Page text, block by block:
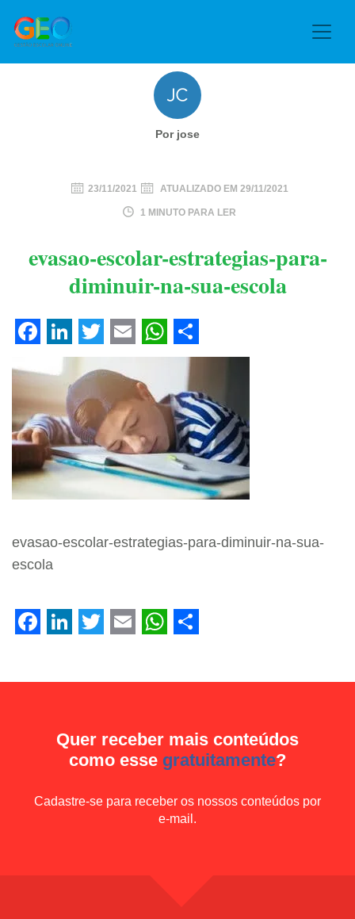
Por jose
23/11/2021 ATUALIZADO EM 29/11/2021
1 MINUTO PARA LER
evasao-escolar-estrategias-para-
diminuir-na-sua-escola
Facebook
LinkedIn
Twitter
Email
WhatsApp
Share
evasao-escolar-estrategias-para-diminuir-na-sua-
escola
Quer receber mais conteúdos
como esse gratuitamente?
Cadastre-se para receber os nossos conteúdos por
e-mail.